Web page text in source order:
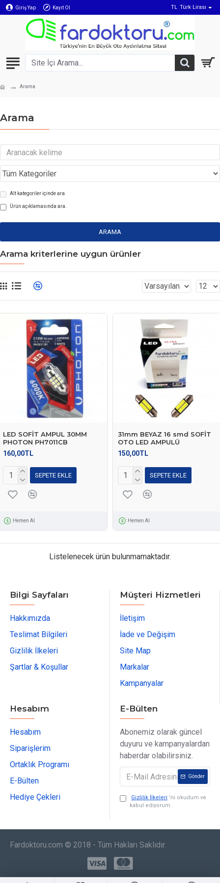
Giriş Yap Kayıt Ol TL Türk Lirası
Arama
Arama
Alt kategoriler içinde ara
Ürün açıklamasında ara.
ARAMA
Arama kriterlerine uygun ürünler
LED SOFİT AMPUL 30MM
PHOTON PH7011CB
160,00TL
SEPETE EKLE
Hemen Al
31mm BEYAZ 16 smd SOFİT
OTO LED AMPULÜ
150,00TL
SEPETE EKLE
Hemen Al
Listelenecek ürün bulunmamaktadır.
Bilgi Sayfaları
Hakkımızda
Teslimat Bilgileri
Gizlilik İlkeleri
Şartlar & Koşullar
Müşteri Hizmetleri
İletişim
İade ve Değişim
Site Map
Markalar
Kampanyalar
Hesabım
Hesabım
Siparişlerim
Ortaklık Programı
E-Bülten
Hediye Çekleri
E-Bülten
Abonemiz olarak güncel
duyuru ve kampanyalardan
haberdar olabilirsiniz.
Gönder
Gizlilik İlkeleri 'ni okudum ve
kabul ediyorum.
Fardoktoru.com © 2018 - Tüm Hakları Saklıdır.